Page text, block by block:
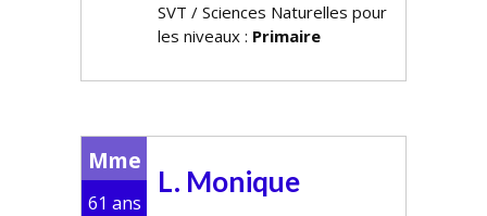
SVT / Sciences Naturelles pour
les niveaux : Primaire
Mme
61 ans
L. Monique